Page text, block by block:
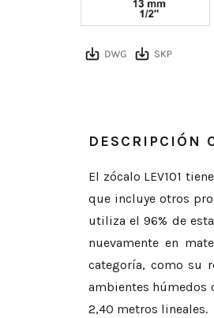
DESCRIPCIÓN
El zócalo LEV101
que incluye otros
utiliza el 96% de
nuevamente en
categoría, como su
ambientes húmedos
2,40 metros lineales.